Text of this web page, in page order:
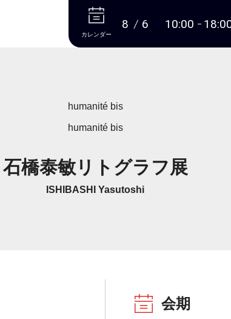
本文へ
カレンダー
8 6 10:00
humanité bis
humanité bis
石橋泰敏リトグラフ展
ISHIBASHI Yasutoshi
会期